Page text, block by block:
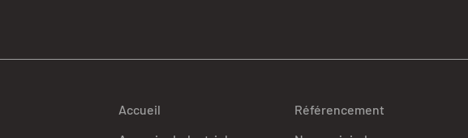
Accueil
Référencement